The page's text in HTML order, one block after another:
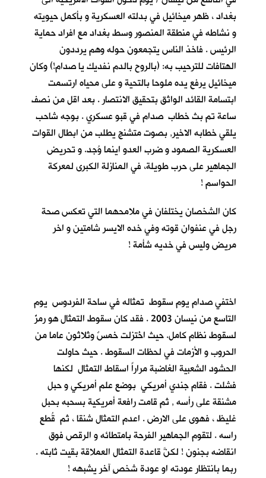
بغداد ، ظهر ميخائيل في بدلته العسكرية و بأكمل حيويته
و نشاطه في منطقة المنصور وسط بغداد مع افراد حماية
الرئيس . فاخذ الناس يتجمعون حوله وهم يرددون
الهتافات للترحيب به: (بالروح بالدم نفديك يا صدام!) وكان
ميخائيل يرفع يده ملوحا بالتحية و على محياه ارتسمت
ابتسامة القائد الواثق بتحقيق الانتصار . بعد اقل من نصف
ساعة تم بث خطاب صدام في قبو عسكري . بوجه شاحب
يلقي خطابه الاخير, بصوت متشنج يطلب من ابطال القوات
العسكرية الصمود و ضرب العدو اينما وُجد. و تحريض
الجماهير على حرب طويلة، في المنازلة الكبرى لمعركة
الحواسم !
كان الشخصان يختلفان في ملامحهما التي تعكس صحة
رجل في عنفوان قوته وفي خده الايسر شامتين و اخر
مريض وليس في خديه شأمة !
اختفي صدام يوم سقوط تمثاله في ساحة الفردوس يوم
التاسع من نيسان 2003 . فقد كان سقوط التمثال هو رمزٌ
لسقوط نظام كامل. حيث اخُتزلت خمسٌ وثلاثون عاما من
الحروب و الأزمات في لحظات السقوط . حيث حاولت
الحشود الشعبية الغاضبة مراراً اسقاط التمثال لكنها
فشلت . فقام جندي أمريكي بوضع علم أمريكي و حبل
مشنقة على رأسه , ثم قامت رافعة أمريكية بسحبه بحبل
غليظ ، فهوى على الارض . اعدم التمثال شنقا ، ثم قُطع
راسه . لتقوم الجماهير الفرحة بامتطائه و الرقص فوق
انقاضه بجنون ! لكنَّ قاعدة التمثال العملاقة بقيت ثابته .
ربما بانتظار عودته او عودة شخصٍ آخر يشبهه !